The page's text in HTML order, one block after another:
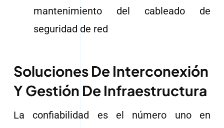
mantenimiento del cableado de
seguridad de red
Soluciones De Interconexión
Y Gestión De Infraestructura
La confiabilidad es el número uno en